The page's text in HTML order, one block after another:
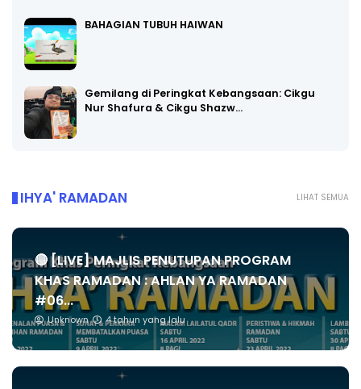
BAHAGIAN TUBUH HAIWAN
Gemilang di Peringkat Kebangsaan: Cikgu
Nur Shafura & Cikgu Shazw…
LIHAT SEMUA
IHYA' RAMADAN
🔴 [LIVE] MAJLIS PENUTUPAN PROGRAM
KHAS RAMADAN : AHLAN YA RAMADAN
#06...
Unknown 4 tahun yang lalu